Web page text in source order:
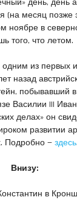
день, день
(на месяц позже
ноябре в
того, что летом.
из первых
назад
побывавший в
Василии III
делах» он
развитии
Подробно — здесь
Внизу:
в